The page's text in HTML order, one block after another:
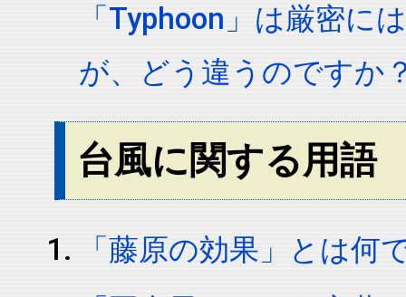
「Typhoon」は厳密に
が、どう違うのですか
台風に関する用語
「藤原の効果」とは何